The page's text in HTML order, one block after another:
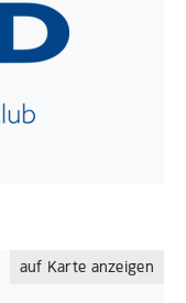
auf Karte anzeigen